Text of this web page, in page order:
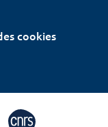
cookies